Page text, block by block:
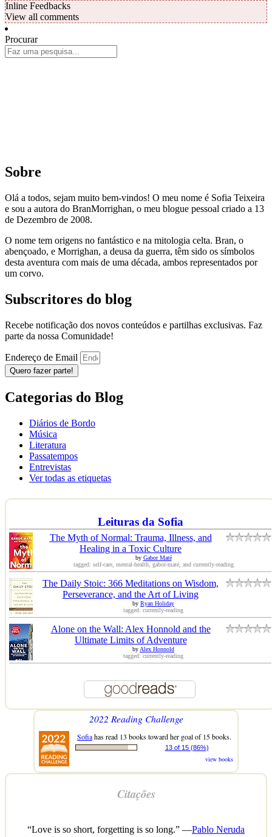
Inline Feedbacks
View all comments
Procurar
Sobre
Olá a todos, sejam muito bem-vindos! O meu nome é Sofia Teixeira
e sou a autora do BranMorrighan, o meu blogue pessoal criado a 13
de Dezembro de 2008.
O nome tem origens no fantástico e na mitologia celta. Bran, o
abençoado, e Morrighan, a deusa da guerra, têm sido os símbolos
desta aventura com mais de uma década, ambos representados por
um corvo.
Subscritores do blog
Recebe notificação dos novos conteúdos e partilhas exclusivas. Faz
parte da nossa Comunidade!
Endereço de Email
Quero fazer parte!
Categorias do Blog
Diários de Bordo
Música
Literatura
Passatempos
Entrevistas
Ver todas as etiquetas
Leituras da Sofia
The Myth of Normal: Trauma, Illness, and
Healing in a Toxic Culture
by Gabor Maté
tagged: self-care, mental-health, gabor-maté, and currently-reading
The Daily Stoic: 366 Meditations on Wisdom,
Perseverance, and the Art of Living
by Ryan Holiday
tagged: currently-reading
Alone on the Wall: Alex Honnold and the
Ultimate Limits of Adventure
byAlex Honnold
tagged: currently-reading
2022 Reading Challenge
Sofiahas read 13 books toward her goal of 15 books.
13 of 15 (86%)
view books
Citações
“Love is so short, forgetting is so long.” —Pablo Neruda